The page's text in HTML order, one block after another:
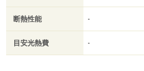
断熱性能 -
目安光熱費 -